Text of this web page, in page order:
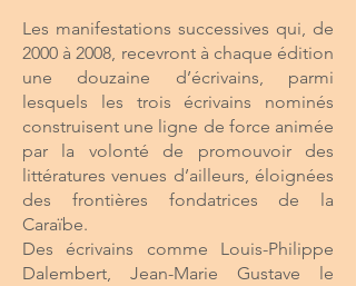
Les manifestations successives qui, de
2000 à 2008, recevront à chaque édition
une douzaine d’écrivains, parmi
lesquels les trois écrivains nominés
construisent une ligne de force animée
par la volonté de promouvoir des
littératures venues d’ailleurs, éloignées
des frontières fondatrices de la
Caraïbe.
Des écrivains comme Louis-Philippe
Dalembert, Jean-Marie Gustave le